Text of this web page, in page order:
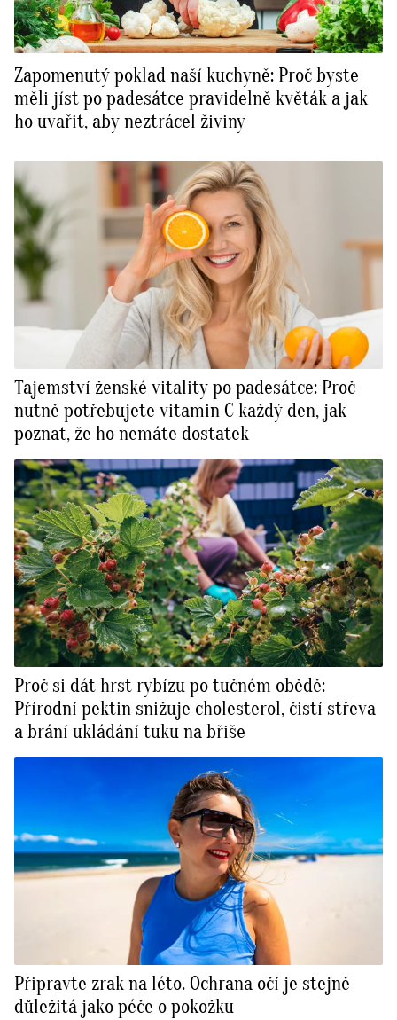
Zapomenutý poklad naší kuchyně: Proč byste
měli jíst po padesátce pravidelně květák a jak
ho uvařit, aby neztrácel živiny
Tajemství ženské vitality po padesátce: Proč
nutně potřebujete vitamin C každý den, jak
poznat, že ho nemáte dostatek
Proč si dát hrst rybízu po tučném obědě:
Přírodní pektin snižuje cholesterol, čistí střeva
a brání ukládání tuku na břiše
Připravte zrak na léto. Ochrana očí je stejně
důležitá jako péče o pokožku